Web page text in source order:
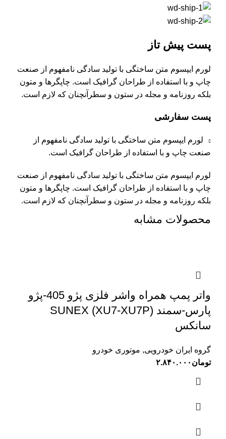
پست پیش تاز
لورم ایپسوم متن ساختگی با تولید سادگی نامفهوم از صنعت
چاپ و با استفاده از طراحان گرافیک است. چاپگرها و متون
بلکه روزنامه و مجله در ستون و سطرآنچنان که لازم است.
پست سفارشی
لورم ایپسوم متن ساختگی با تولید سادگی نامفهوم از
صنعت چاپ و با استفاده از طراحان گرافیک است.
لورم ایپسوم متن ساختگی با تولید سادگی نامفهوم از صنعت
چاپ و با استفاده از طراحان گرافیک است. چاپگرها و متون
بلکه روزنامه و مجله در ستون و سطرآنچنان که لازم است.
محصولات مشابه
واتر پمپ همراه واشر فلزی پژو 405-پژو
پارس-سمند (XU7-XU7P) SUNEX
سانکس
گروه ایران خودرویی, موتوری خودرو
تومان ۲.۸۴۰.۰۰۰